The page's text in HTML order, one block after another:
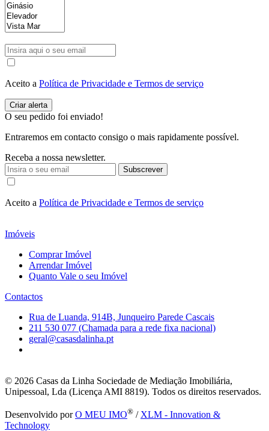
Aceito a Política de Privacidade e Termos de serviço
O seu pedido foi enviado!
Entraremos em contacto consigo o mais rapidamente possível.
Receba a nossa newsletter.
Subscrever
Aceito a Política de Privacidade e Termos de serviço
Imóveis
Comprar Imóvel
Arrendar Imóvel
Quanto Vale o seu Imóvel
Contactos
Rua de Luanda, 914B, Junqueiro Parede Cascais
211 530 077 (Chamada para a rede fixa nacional)
geral@casasdalinha.pt
© 2026 Casas da Linha Sociedade de Mediação Imobiliária,
Unipessoal, Lda (Licença AMI 8819). Todos os direitos reservados.
Desenvolvido porO MEU IMO® / XLM - Innovation &
Technology